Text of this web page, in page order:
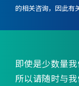
的相关咨询，因此有
即使是少数量我
所以请随时与我